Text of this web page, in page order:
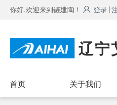
你好,欢迎来到链建陶！ 登录
辽宁
首页 关于我们